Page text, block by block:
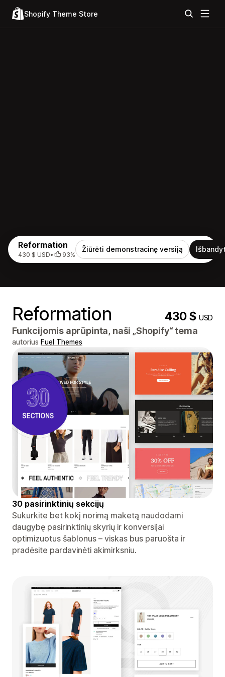
Shopify Theme Store
Reformation
430 $ USD• 93%
Žiūrėti demonstracinę versiją
Reformation 430 $USD
Funkcijomis aprūpinta, naši „Shopify“ tema
autorius Fuel Themes
30 pasirinktinių sekcijų
Sukurkite bet kokį norimą maketą naudodami
daugybę pasirinktinių skyrių ir konversijai
optimizuotus šablonus – viskas bus paruošta ir
pradėsite pardavinėti akimirksniu.